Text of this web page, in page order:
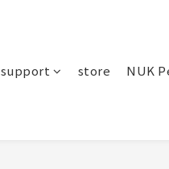
support store
NUK